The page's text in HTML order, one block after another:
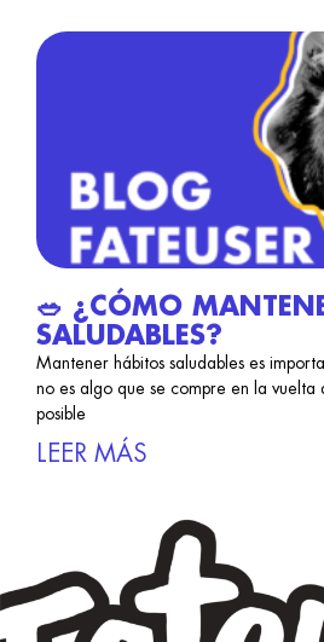
🥗 ¿CÓMO
SALUDABLES?
Mantener hábitos saludables es
no es algo que se compre en la vuelta
posible
LEER MÁS